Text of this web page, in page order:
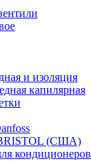
и изоляция
капилярная
(США)
кондиционеров